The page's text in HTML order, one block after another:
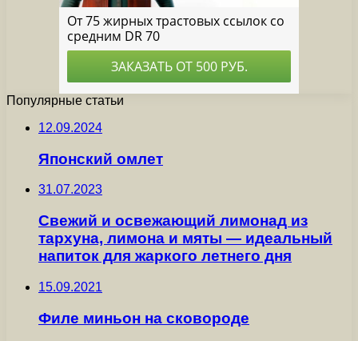
Популярные статьи
12.09.2024
Японский омлет
31.07.2023
Свежий и освежающий лимонад из
тархуна, лимона и мяты — идеальный
напиток для жаркого летнего дня
15.09.2021
Филе миньон на сковороде